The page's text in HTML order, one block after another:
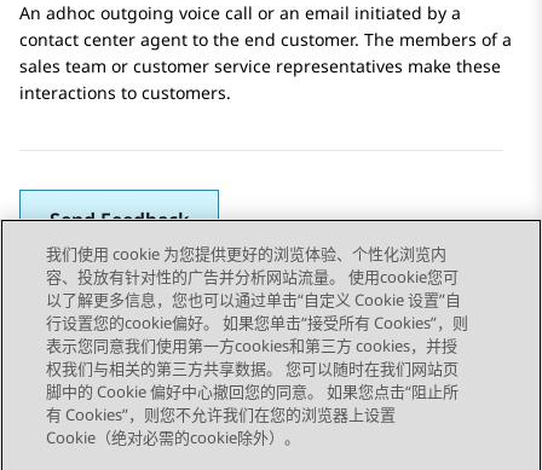
An adhoc outgoing voice call or an email initiated by a
contact center agent to the end customer. The members of a
sales team or customer service representatives make these
interactions to customers.
Send Feedback
Topic navigation
上一主题 下一主题
STAY CONNECTED
我们使用 cookie 为您提供更好的浏览体验、个性化浏览内
容、投放有针对性的广告并分析网站流量。 使用cookie您可
以了解更多信息，您也可以通过单击“自定义 Cookie 设置”自
行设置您的cookie偏好。 如果您单击“接受所有 Cookies”，则
表示您同意我们使用第一方cookies和第三方 cookies，并授
权我们与相关的第三方共享数据。 您可以随时在我们网站页
脚中的 Cookie 偏好中心撤回您的同意。 如果您点击“阻止所
有 Cookies”，则您不允许我们在您的浏览器上设置
Cookie（绝对必需的cookie除外）。